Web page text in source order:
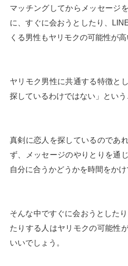
マッチングしてからメッセージ
に、すぐに会おうとしたり、
くる男性もヤリモクの可能性が高
ヤリモク男性に共通する特徴と
探しているわけではない」という
真剣に恋人を探しているのであ
ず、メッセージのやりとりを通
自分に合うかどうかを時間をかけ
そんな中ですぐに会おうとした
たりする人はヤリモクの可能性
いいでしょう。